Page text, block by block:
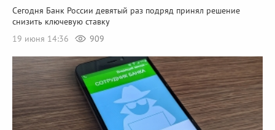
Сегодня Банк России девятый раз подряд принял решение
снизить ключевую ставку
19 июня 14:36
909